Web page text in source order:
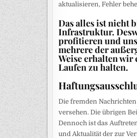
aktualisieren, Fehler
Das alles ist nicht
Infrastruktur.
profitieren und
mehrere der
Weise erhalten
Laufen zu halten.
Die fremden
versehen. Die übrigen
Dennoch ist das
und Aktualität der zur